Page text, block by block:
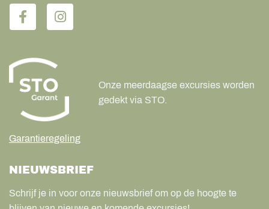
Garantieregeling
Onze meerdaagse excursies worden
gedekt via STO.
NIEUWSBRIEF
Schrijf je in voor onze nieuwsbrief om op de hoogte te